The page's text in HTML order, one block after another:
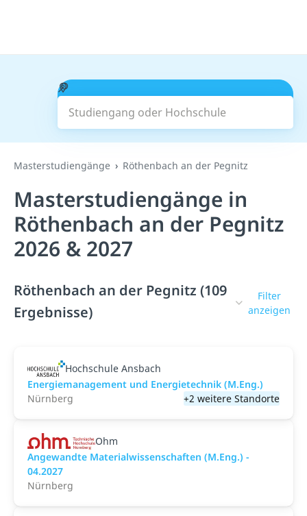
Studiengang oder Hochschule
Suchen
Masterstudiengänge Röthenbach an der Pegnitz
Masterstudiengänge in
Röthenbach an der Pegnitz
2026 & 2027
Röthenbach an der Pegnitz (109
Ergebnisse)
Filter
anzeigen
Hochschule Ansbach
Energiemanagement und Energietechnik (M.Eng.)
Nürnberg
+2 weitere Standorte
Ohm
Angewandte Materialwissenschaften (M.Eng.) -
04.2027
Nürnberg